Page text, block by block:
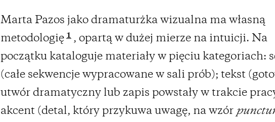
Marta Pazos jako dramaturżka wizualna ma własną
metodologię 1 , opartą w dużej mierze na intuicji. Na
początku kataloguje materiały w pięciu kategoriach:
(całe sekwencje wypracowane w sali prób); tekst
utwór dramatyczny lub zapis powstały w trakcie
akcent (detal, który przykuwa uwagę, na wzór